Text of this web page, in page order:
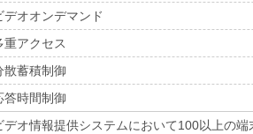
デオオンデマンド
重アクセス
散蓄積制御
答時間制御
デオ情報提供システムにおいて100以上の